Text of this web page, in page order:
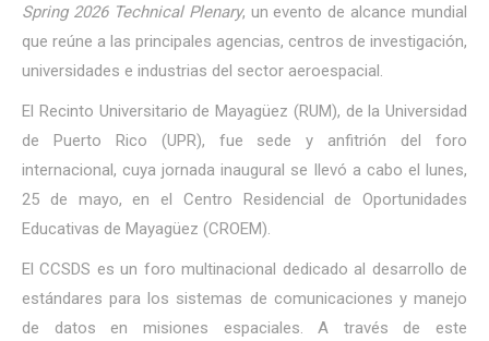
Spring 2026 Technical Plenary, un evento de alcance mundial
que reúne a las principales agencias, centros de investigación,
universidades e industrias del sector aeroespacial.
El Recinto Universitario de Mayagüez (RUM), de la Universidad
de Puerto Rico (UPR), fue sede y anfitrión del foro
internacional, cuya jornada inaugural se llevó a cabo el lunes,
25 de mayo, en el Centro Residencial de Oportunidades
Educativas de Mayagüez (CROEM).
El CCSDS es un foro multinacional dedicado al desarrollo de
estándares para los sistemas de comunicaciones y manejo
de datos en misiones espaciales. A través de este